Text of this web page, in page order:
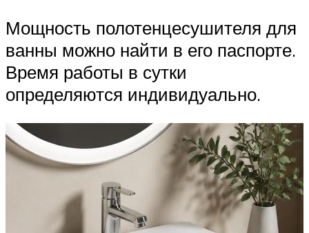
Мощность полотенцесушителя для
ванны можно найти в его паспорте.
Время работы в сутки
определяются индивидуально.